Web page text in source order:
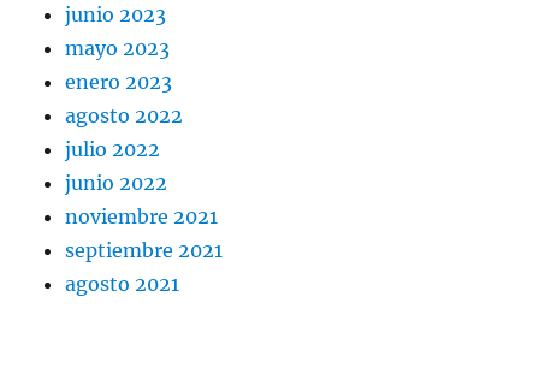
junio 2023
mayo 2023
enero 2023
agosto 2022
julio 2022
junio 2022
noviembre 2021
septiembre 2021
agosto 2021